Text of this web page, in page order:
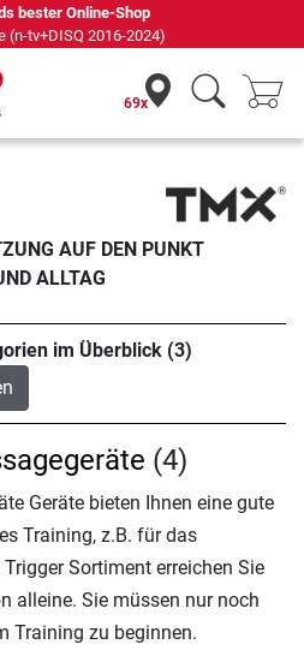
bester Online-Shop
tv+DISQ 2016-2024)
69x
AUF DEN PUNKT
ALLTAG
im Überblick (3)
(4)
Geräte bieten Ihnen eine gute
Training, z.B. für das
Sortiment erreichen Sie
alleine. Sie müssen nur noch
Training zu beginnen.